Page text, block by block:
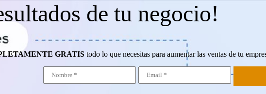
de tu negocio!
GRATIS todo lo que necesitas para aumentar las ventas de tu